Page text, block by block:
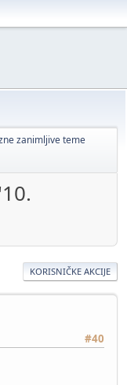
zanimljive teme
KORISNIČKE AKCIJE
#40